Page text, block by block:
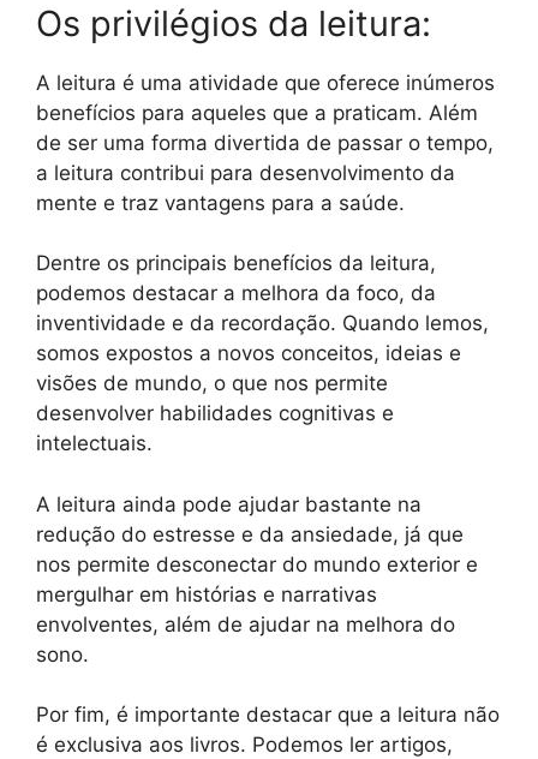
Os privilégios da leitura:
A leitura é uma atividade que oferece inúmeros
benefícios para aqueles que a praticam. Além
de ser uma forma divertida de passar o tempo,
a leitura contribui para desenvolvimento da
mente e traz vantagens para a saúde.
Dentre os principais benefícios da leitura,
podemos destacar a melhora da foco, da
inventividade e da recordação. Quando lemos,
somos expostos a novos conceitos, ideias e
visões de mundo, o que nos permite
desenvolver habilidades cognitivas e
intelectuais.
A leitura ainda pode ajudar bastante na
redução do estresse e da ansiedade, já que
nos permite desconectar do mundo exterior e
mergulhar em histórias e narrativas
envolventes, além de ajudar na melhora do
sono.
Por fim, é importante destacar que a leitura não
é exclusiva aos livros. Podemos ler artigos,